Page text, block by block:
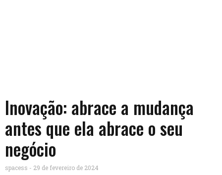
Inovação: abrace a mudança
antes que ela abrace o seu
negócio
spacess 29 de fevereiro de 2024